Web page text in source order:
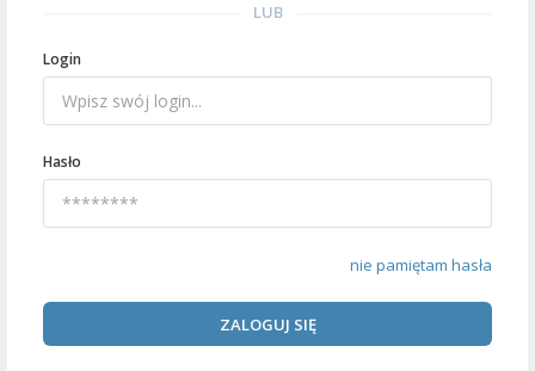
LUB
Login
Hasło
nie pamiętam hasła
ZALOGUJ SIĘ